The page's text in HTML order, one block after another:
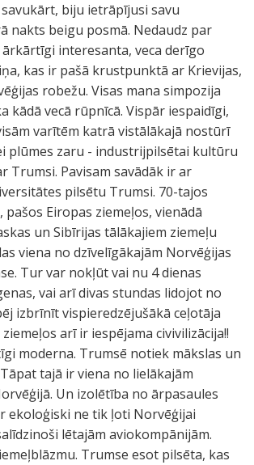
biju ietrāpījusi savu
nakts beigu posmā. Nedaudz par
ārkārtīgi interesanta, veca derīgo
kas ir pašā krustpunktā ar Krievijas,
robežu. Visas mana simpozija
kādā vecā rūpnīcā. Vispār iespaidīgi,
varītēm katrā vistālākajā nostūrī
plūmes zaru - industrijpilsētai kultūru
Trumsi. Pavisam savādāk ir ar
pilsētu Trumsi. 70-tajos
Eiropas ziemeļos, vienādā
un Sibīrijas tālākajiem ziemeļu
viena no dzīvelīgākajām Norvēģijas
Tur var nokļūt vai nu 4 dienas
vai arī divas stundas lidojot no
izbrīnīt vispieredzējušākā ceļotāja
arī ir iespējama civivilizācija!!
moderna. Trumsē notiek mākslas un
tajā ir viena no lielākajām
Un izolētība no ārpasaules
ekoloģiski ne tik ļoti Norvēģijai
lētajām aviokompānijām.
Trumse esot pilsēta, kas